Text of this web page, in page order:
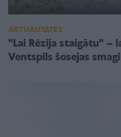
AKTUALITĀTES
"Lai Rēzija staigātu" –
Ventspils šosejas